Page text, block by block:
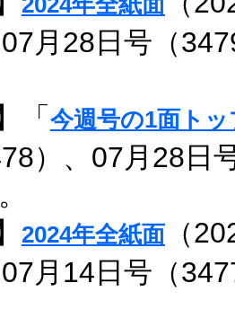
07月28日号（
「 今週号の1面トッ
）、07月28日
2024年全紙面 （
07月14日号（